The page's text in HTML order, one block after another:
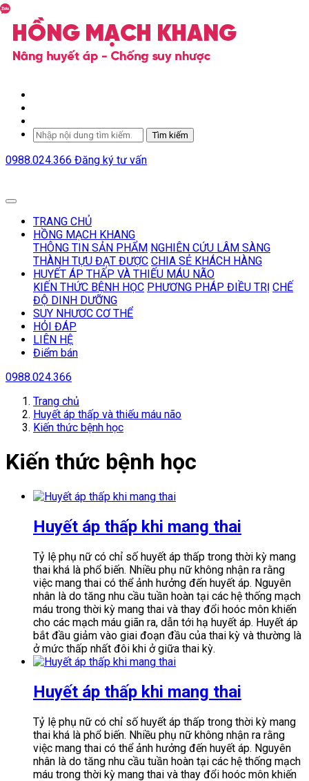
Tìm kiếm
0988.024.366 Đăng ký tư vấn
TRANG CHỦ
HỒNG MẠCH KHANG
THÔNG TIN SẢN PHẨM NGHIÊN CỨU LÂM SÀNG
THÀNH TỰU ĐẠT ĐƯỢC CHIA SẺ KHÁCH HÀNG
HUYẾT ÁP THẤP VÀ THIẾU MÁU NÃO
KIẾN THỨC BỆNH HỌC PHƯƠNG PHÁP ĐIỀU TRỊ CHẾ
ĐỘ DINH DƯỠNG
SUY NHƯƠC CƠ THỂ
HỎI ĐÁP
LIÊN HỆ
Điểm bán
0988.024.366
Trang chủ
Huyết áp thấp và thiếu máu não
Kiến thức bệnh học
Kiến thức bệnh học
Huyết áp thấp khi mang thai
Tỷ lệ phụ nữ có chỉ số huyết áp thấp trong thời kỳ mang
thai khá là phổ biến. Nhiều phụ nữ không nhận ra rằng
việc mang thai có thể ảnh hưởng đến huyết áp. Nguyên
nhân là do tăng nhu cầu tuần hoàn tại các hệ thống mạch
máu trong thời kỳ mang thai và thay đổi hoóc môn khiến
cho các mạch máu giãn ra, dẫn tới hạ huyết áp. Huyết áp
bắt đầu giảm vào giai đoạn đầu của thai kỳ và thường là
ở mức thấp nhất đôi khi ở giữa thai kỳ.
Huyết áp thấp khi mang thai
Tỷ lệ phụ nữ có chỉ số huyết áp thấp trong thời kỳ mang
thai khá là phổ biến. Nhiều phụ nữ không nhận ra rằng
việc mang thai có thể ảnh hưởng đến huyết áp. Nguyên
nhân là do tăng nhu cầu tuần hoàn tại các hệ thống mạch
máu trong thời kỳ mang thai và thay đổi hoóc môn khiến